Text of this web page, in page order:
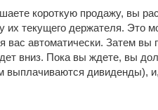
короткую продажу, вы
их текущего держателя. Это
вас автоматически. Затем вы
вниз. Пока вы ждете, вы
выплачиваются дивиденды),